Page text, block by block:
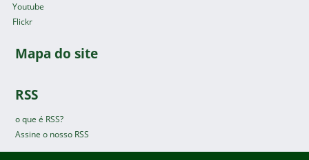
Youtube
Flickr
Mapa do site
RSS
o que é RSS?
Assine o nosso RSS